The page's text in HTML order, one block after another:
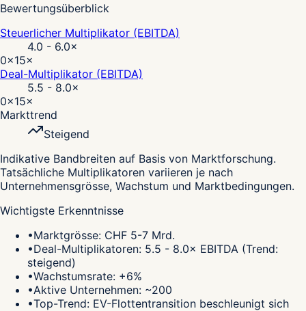
Bewertungsüberblick
Steuerlicher Multiplikator (EBITDA)
4.0 - 6.0×
0×15×
Deal-Multiplikator (EBITDA)
5.5 - 8.0×
0×15×
Markttrend
Steigend
Indikative Bandbreiten auf Basis von Marktforschung.
Tatsächliche Multiplikatoren variieren je nach
Unternehmensgrösse, Wachstum und Marktbedingungen.
Wichtigste Erkenntnisse
•Marktgrösse: CHF 5-7 Mrd.
•Deal-Multiplikatoren: 5.5 - 8.0× EBITDA (Trend:
steigend)
•Wachstumsrate: +6%
•Aktive Unternehmen: ~200
•Top-Trend: EV-Flottentransition beschleunigt sich